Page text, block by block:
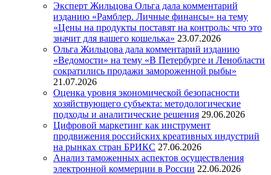
Эксперт Жильцова Ольга дала комментарий
изданию «Рамблер. Личные финансы» на тему
«Цены на продукты поставят на контроль: что это
значит для вашего кошелька» 23.07.2026
Ольга Жильцова дала комментарий изданию
«Ведомости» на тему «В Петербурге и Ленобласти
сократились продажи замороженной рыбы»
21.07.2026
Оценка уровня экономической безопасности
хозяйствующего субъекта: методологические
подходы и аналитические решения 29.06.2026
Цифровой маркетинг как инструмент
продвижения российских креативных индустрий
на рынках стран БРИКС 27.06.2026
Анализ таможенных аспектов осуществления
электронной коммерции в России 22.06.2026